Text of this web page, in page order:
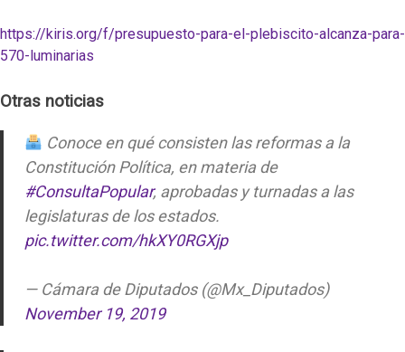
https://kiris.org/f/presupuesto-para-el-plebiscito-alcanza-para-
570-luminarias
Otras noticias
Conoce en qué consisten las reformas a la
Constitución Política, en materia de
#ConsultaPopular, aprobadas y turnadas a las
legislaturas de los estados.
pic.twitter.com/hkXY0RGXjp
— Cámara de Diputados (@Mx_Diputados)
November 19, 2019